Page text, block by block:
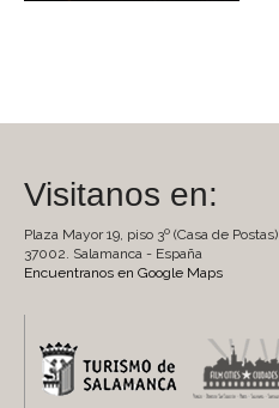
Visitanos en:
Plaza Mayor 19, piso 3º (Casa de Postas)
37002. Salamanca - España
Encuentranos en Google Maps